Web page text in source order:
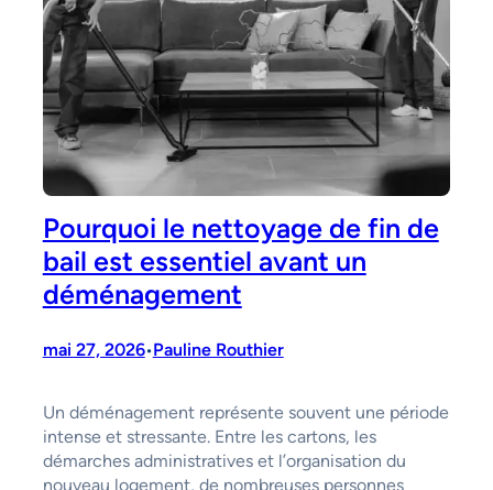
Pourquoi le nettoyage de fin de
bail est essentiel avant un
déménagement
mai 27, 2026•Pauline Routhier
Un déménagement représente souvent une période
intense et stressante. Entre les cartons, les
démarches administratives et l’organisation du
nouveau logement, de nombreuses personnes